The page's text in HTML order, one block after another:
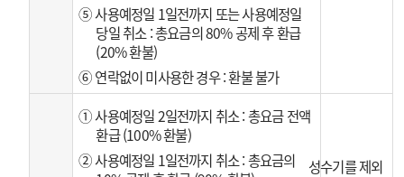
⑤ 사용예정일 1일전까지 또는 사용예정일
당일 취소 : 총요금의 80% 공제 후 환급
(20% 환불)
⑥ 연락없이 미사용한 경우 : 환불 불가
① 사용예정일 2일전까지 취소 : 총요금 전액
환급 (100% 환불)
② 사용예정일 1일전까지 취소 : 총요금의
성수기를 제외